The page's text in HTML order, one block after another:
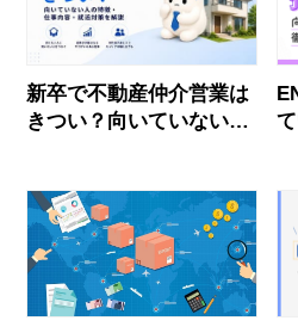
新卒で不動産仲介営業は
きつい？向いていない人